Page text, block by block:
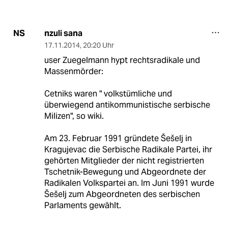
NS nzuli sana
17.11.2014, 20:20 Uhr
user Zuegelmann hypt rechtsradikale und
Massenmörder:
Cetniks waren " volkstümliche und
überwiegend antikommunistische serbische
Milizen", so wiki.
Am 23. Februar 1991 gründete Šešelj in
Kragujevac die Serbische Radikale Partei, ihr
gehörten Mitglieder der nicht registrierten
Tschetnik-Bewegung und Abgeordnete der
Radikalen Volkspartei an. Im Juni 1991 wurde
Šešelj zum Abgeordneten des serbischen
Parlaments gewählt.